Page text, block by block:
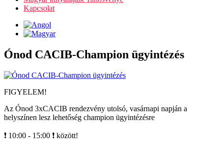
Kapcsolat
Ónod CACIB-Champion ügyintézés
FIGYELEM!
Az Ónod 3xCACIB rendezvény utolsó, vasárnapi napján a
helyszínen lesz lehetőség champion ügyintézésre
❗ 10:00 - 15:00 ❗ között!